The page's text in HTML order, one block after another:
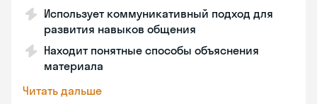
Использует коммуникативный подход для
развития навыков общения
Находит понятные способы объяснения
материала
Читать дальше